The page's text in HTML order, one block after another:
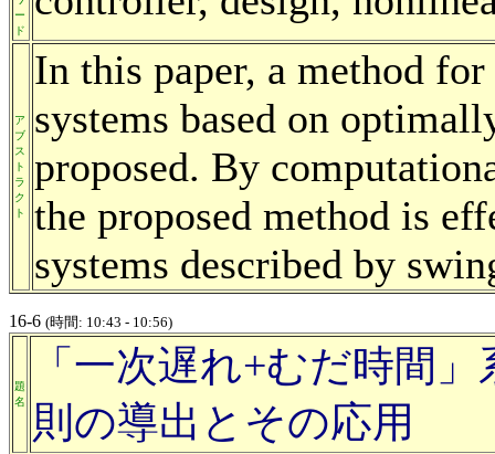
ー
ド
ア
ブ
ス
ト
ラ
ク
ト
In this paper, a method
systems based on
proposed. By
the proposed method is
systems described by
16-6 (時間: 10:43 - 10:56)
題
名
「一次遅れ+むだ時間
則の導出とその応用